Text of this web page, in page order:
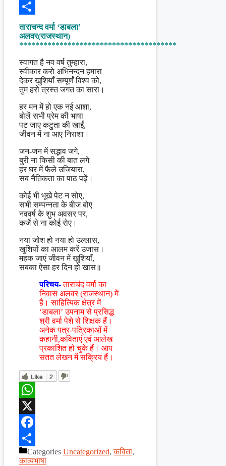
Facebook
Share
ताराचन्द वर्मा ‘डाबला’
अलवर(राजस्थान)
***************************************
स्वागत है नव वर्ष तुम्हारा,
स्वीकार करो अभिनन्दन हमारा
देकर खुशियाँ सम्पूर्णं विश्व को,
तुम हरो त्रस्त जगत का सारा।
हर मन में हो एक नई आशा,
बोलें सभी प्रेम की भाषा
पट जाए कटुता की खाईं,
जीवन में ना आए निराशा।
जन-जन में सद्भाव जगे,
बुरी ना किसी की बात लगे
हर घर में फैले उजियारा,
सब नैतिकता का पाठ पढ़ें।
कोई भी भूखे पेट न सोए,
सभी सम्पन्नता के बीज बोए
नववर्ष के शुभ अवसर पर,
कर्जे से ना कोई रोए।
नया जोश हो नया हो उल्लास,
खुशियों का आलम करें उजास।
महक जाएं जीवन में खुशियाँ,
सबका ऐसा हर दिन हो खास॥
परिचय-ताराचंद वर्मा का
निवास अलवर (राजस्थान) में
है। साहित्यिक क्षेत्र में
‘डाबला’ उपनाम से प्रसिद्ध
श्री वर्मा पेशे से शिक्षक हैं।
अनेक पत्र-पत्रिकाओं में
कहानी,कविताएं एवं आलेख
प्रकाशित हो चुके हैं। आप
सतत लेखन में सक्रिय हैं।
Like 2
WhatsApp
X
Facebook
ShareCategories Uncategorized,कविता,
काव्यभाषा